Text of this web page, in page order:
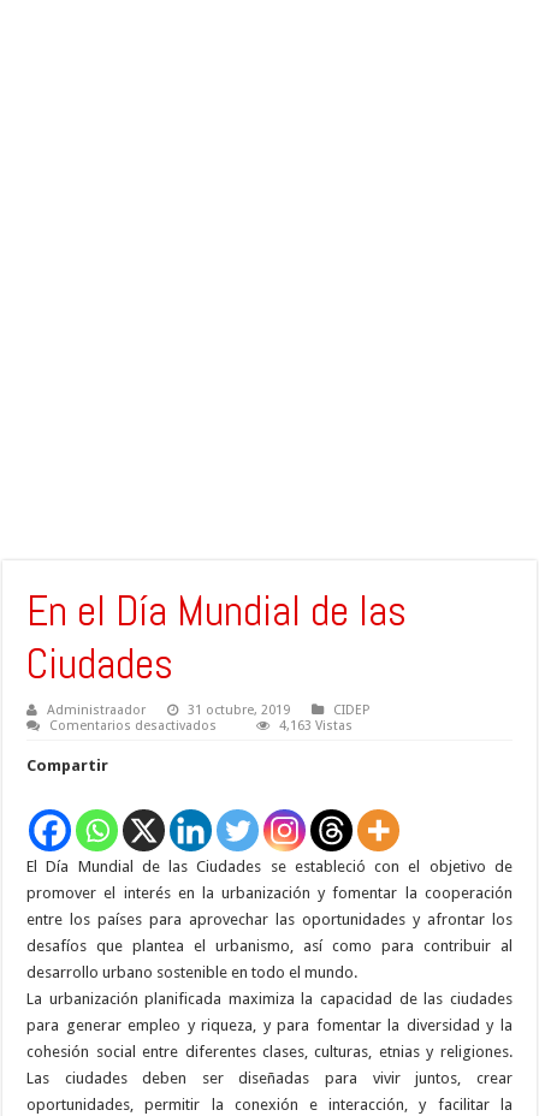
En el Día Mundial de las
Ciudades
Administraador 31 octubre, 2019
CIDEP
Comentarios desactivados
las
Ciudades
4,163 Vistas
Compartir
El Día Mundial de las Ciudades se estableció con el objetivo de
promover el interés en la urbanización y fomentar la cooperación
entre los países para aprovechar las oportunidades y afrontar los
desafíos que plantea el urbanismo, así como para contribuir al
desarrollo urbano sostenible en todo el mundo.
La urbanización planificada maximiza la capacidad de las ciudades
para generar empleo y riqueza, y para fomentar la diversidad y la
cohesión social entre diferentes clases, culturas, etnias y religiones.
Las ciudades deben ser diseñadas para vivir juntos, crear
oportunidades, permitir la conexión e interacción, y facilitar la